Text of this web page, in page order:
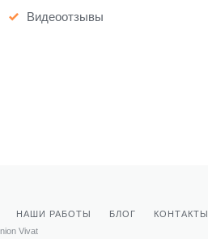
Видеоотзывы
НАШИ РАБОТЫ БЛОГ
КОНТАКТЫ
Vivat